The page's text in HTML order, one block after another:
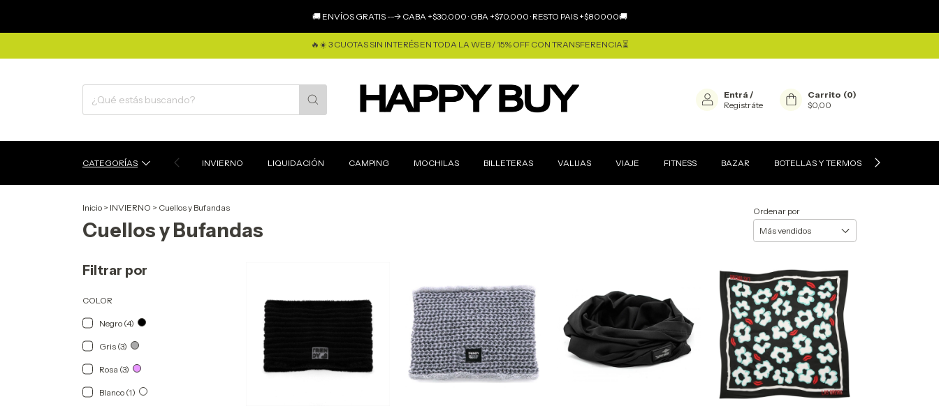
🚚 ENVÍOS GRATIS ---> CABA +$30.000 · GBA +$70.000 · RESTO PAIS +$80000🚚
🔥☀️ 3 CUOTAS SIN INTERÉS EN TODA LA WEB / 15% OFF CON TRANSFERENCIA⏳
Entrá /
Registráte
Carrito (0)
$0,00
CATEGORÍAS INVIERNO LIQUIDACIÓN CAMPING MOCHILAS BILLETERAS VALIJAS VIAJE FITNESS BAZAR BOTELLAS Y TERMOS
Inicio > INVIERNO > Cuellos y Bufandas
Cuellos y Bufandas
Ordenar por
Filtrar por
COLOR
Negro (4)
Gris (3)
Rosa (3)
Blanco (1)